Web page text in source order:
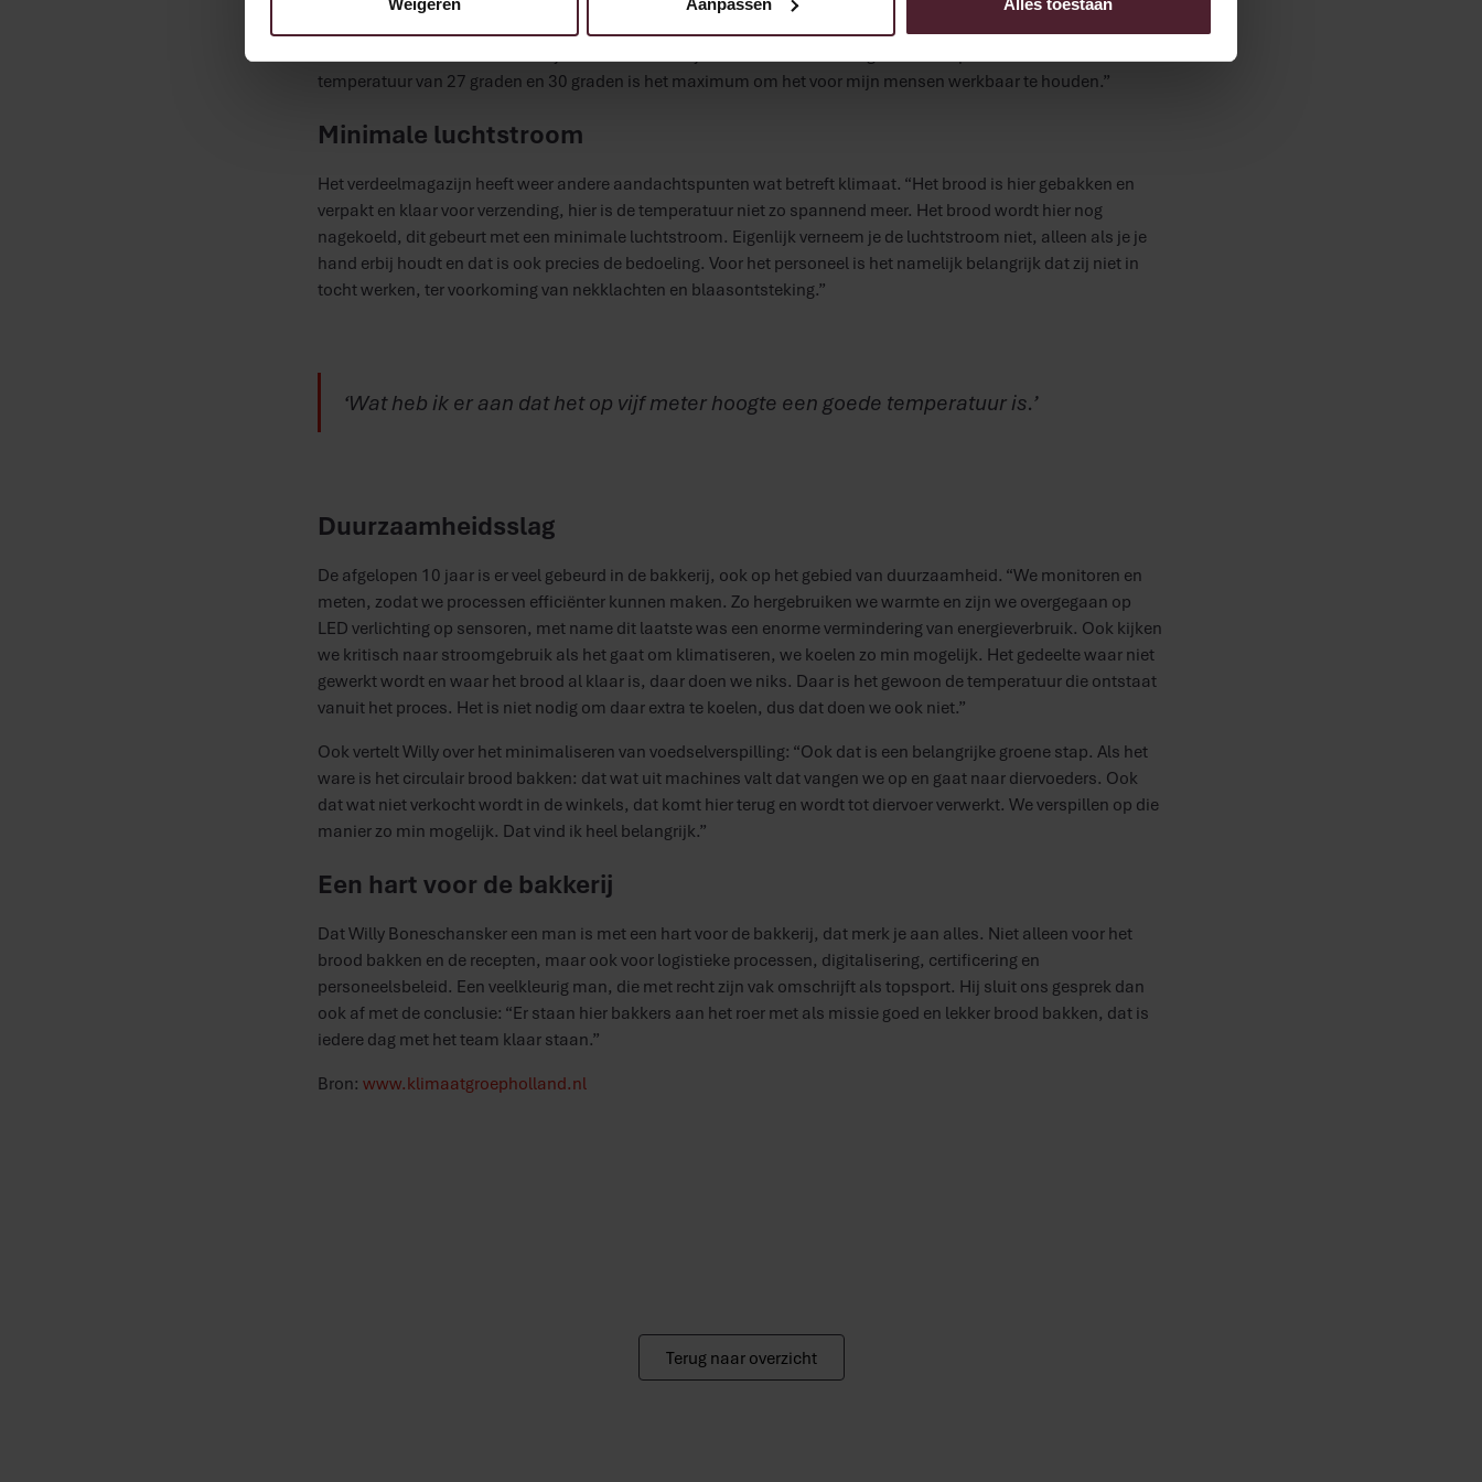
Weigeren Aanpassen Alles toestaan
“Om altijd dezelfde kwaliteit te leveren, is het cruciaal dat, zomer of winter, de conditie in de bakkerij altijd
temperatuur van 27 graden en 30 graden is het maximum om het voor mijn mensen werkbaar te houden.”
Minimale luchtstroom
Het verdeelmagazijn heeft weer andere aandachtspunten wat betreft klimaat. “Het brood is hier gebakken en
verpakt en klaar voor verzending, hier is de temperatuur niet zo spannend meer. Het brood wordt hier nog
nagekoeld, dit gebeurt met een minimale luchtstroom. Eigenlijk verneem je de luchtstroom niet, alleen als je je
hand erbij houdt en dat is ook precies de bedoeling. Voor het personeel is het namelijk belangrijk dat zij niet in
tocht werken, ter voorkoming van nekklachten en blaasontsteking.”
‘Wat heb ik er aan dat het op vijf meter hoogte een goede temperatuur is.’
Duurzaamheidsslag
De afgelopen 10 jaar is er veel gebeurd in de bakkerij, ook op het gebied van duurzaamheid. “We monitoren en
meten, zodat we processen efficiënter kunnen maken. Zo hergebruiken we warmte en zijn we overgegaan op
LED verlichting op sensoren, met name dit laatste was een enorme vermindering van energieverbruik. Ook kijken
we kritisch naar stroomgebruik als het gaat om klimatiseren, we koelen zo min mogelijk. Het gedeelte waar niet
gewerkt wordt en waar het brood al klaar is, daar doen we niks. Daar is het gewoon de temperatuur die ontstaat
vanuit het proces. Het is niet nodig om daar extra te koelen, dus dat doen we ook niet.”
Ook vertelt Willy over het minimaliseren van voedselverspilling: “Ook dat is een belangrijke groene stap. Als het
ware is het circulair brood bakken: dat wat uit machines valt dat vangen we op en gaat naar diervoeders. Ook
dat wat niet verkocht wordt in de winkels, dat komt hier terug en wordt tot diervoer verwerkt. We verspillen op die
manier zo min mogelijk. Dat vind ik heel belangrijk.”
Een hart voor de bakkerij
Dat Willy Boneschansker een man is met een hart voor de bakkerij, dat merk je aan alles. Niet alleen voor het
brood bakken en de recepten, maar ook voor logistieke processen, digitalisering, certificering en
personeelsbeleid. Een veelkleurig man, die met recht zijn vak omschrijft als topsport. Hij sluit ons gesprek dan
ook af met de conclusie: “Er staan hier bakkers aan het roer met als missie goed en lekker brood bakken, dat is
iedere dag met het team klaar staan.”
Bron: www.klimaatgroepholland.nl
Terug naar overzicht